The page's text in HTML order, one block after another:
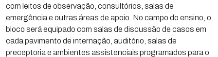
com leitos de observação, consultórios, salas de
emergência e outras áreas de apoio. No campo do ensino, o
bloco será equipado com salas de discussão de casos em
cada pavimento de internação, auditório, salas de
preceptoria e ambientes assistenciais programados para o